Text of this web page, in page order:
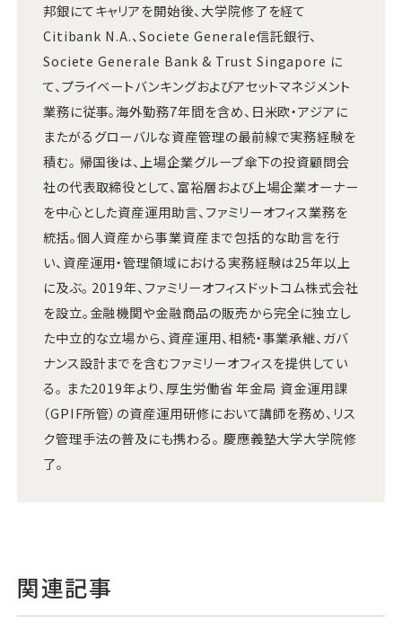
邦銀にてキャリアを開始後、大学院修了を経て
Citibank N.A.、Societe Generale信託銀行、
Societe Generale Bank & Trust Singapore に
て、プライベートバンキングおよびアセットマネジメント
業務に従事。海外勤務7年間を含め、日米欧・アジアに
またがるグローバルな資産管理の最前線で実務経験を
積む。 帰国後は、上場企業グループ傘下の投資顧問会
社の代表取締役として、富裕層および上場企業オーナー
を中心とした資産運用助言、ファミリーオフィス業務を
統括。個人資産から事業資産まで包括的な助言を行
い、資産運用・管理領域における実務経験は25年以上
に及ぶ。 2019年、ファミリーオフィスドットコム株式会社
を設立。金融機関や金融商品の販売から完全に独立し
た中立的な立場から、資産運用、相続・事業承継、ガバ
ナンス設計までを含むファミリーオフィスを提供してい
る。 また2019年より、厚生労働省 年金局 資金運用課
（GPIF所管）の資産運用研修において講師を務め、リス
ク管理手法の普及にも携わる。 慶應義塾大学大学院修
了。
関連記事